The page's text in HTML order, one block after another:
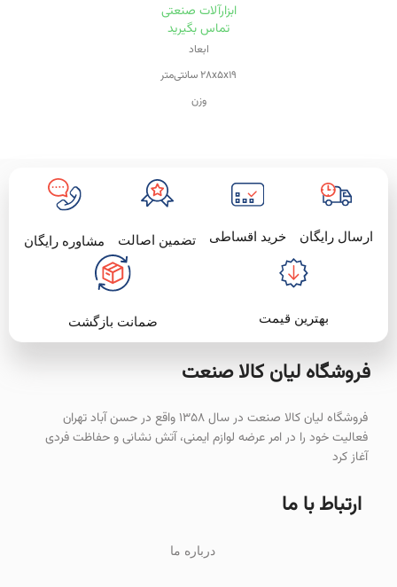
ابزارآلات صنعتی
تماس بگیرید
ابعاد
۲۸x۵x۱۹ سانتی‌متر
وزن
سیستم گردش چپ‌گرد
سیستم گردش راست‌گرد
ارسال رایگان خرید اقساطی تضمین اصالت مشاوره رایگان
بهترین قیمت ضمانت بازگشت
فروشگاه لیان‌ کالا صنعت
فروشگاه لیان کالا صنعت در سال ۱۳۵۸ واقع در حسن آباد تهران
فعالیت خود را در امر عرضه لوازم ایمنی، آتش نشانی و حفاظت فردی
آغاز کرد
ارتباط با ما
درباره ما